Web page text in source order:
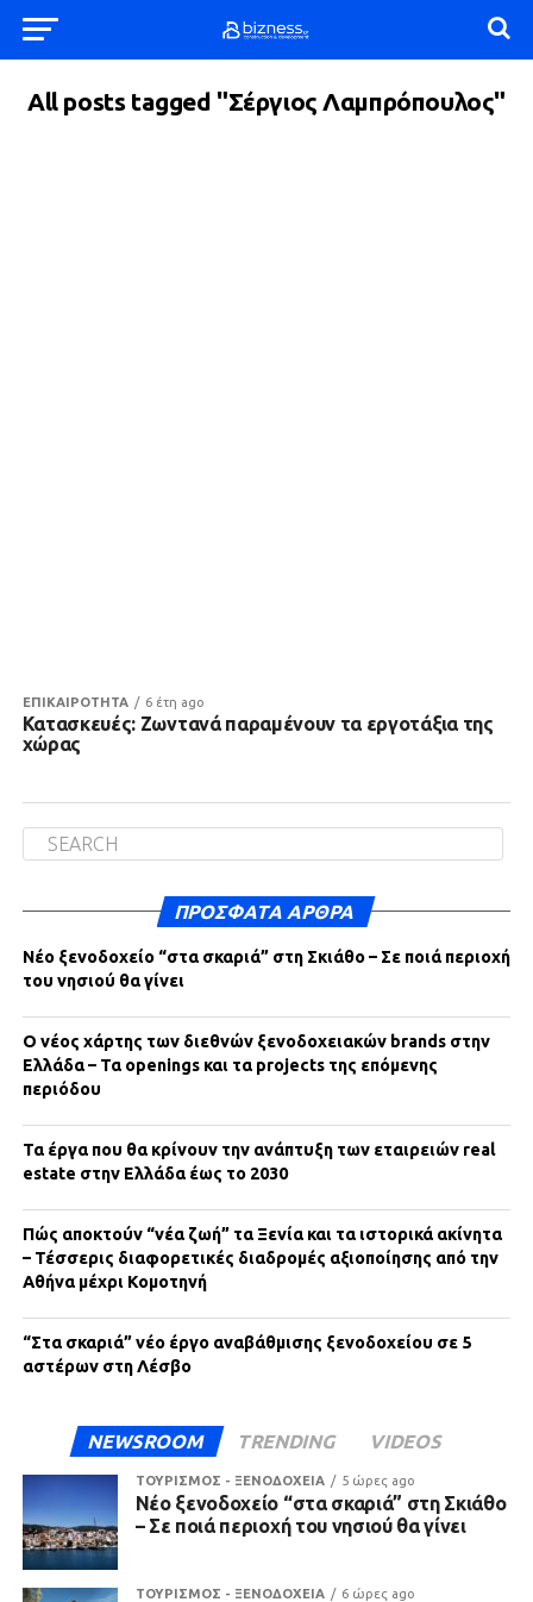
All posts tagged "Σέργιος Λαμπρόπουλος"
ΕΠΙΚΑΙΡΟΤΗΤΑ 6 έτη ago
Κατασκευές: Ζωντανά παραμένουν τα εργοτάξια της
χώρας
ΠΡΌΣΦΑΤΑ ΆΡΘΡΑ
Νέο ξενοδοχείο “στα σκαριά” στη Σκιάθο – Σε ποιά περιοχή
του νησιού θα γίνει
Ο νέος χάρτης των διεθνών ξενοδοχειακών brands στην
Ελλάδα – Τα openings και τα projects της επόμενης
περιόδου
Τα έργα που θα κρίνουν την ανάπτυξη των εταιρειών real
estate στην Ελλάδα έως το 2030
Πώς αποκτούν “νέα ζωή” τα Ξενία και τα ιστορικά ακίνητα
– Τέσσερις διαφορετικές διαδρομές αξιοποίησης από την
Αθήνα μέχρι Κομοτηνή
“Στα σκαριά” νέο έργο αναβάθμισης ξενοδοχείου σε 5
αστέρων στη Λέσβο
NEWSROOM TRENDING VIDEOS
ΤΟΥΡΙΣΜΟΣ - ΞΕΝΟΔΟΧΕΙΑ 5 ώρες ago
Νέο ξενοδοχείο “στα σκαριά” στη Σκιάθο
– Σε ποιά περιοχή του νησιού θα γίνει
ΤΟΥΡΙΣΜΟΣ - ΞΕΝΟΔΟΧΕΙΑ 6 ώρες ago